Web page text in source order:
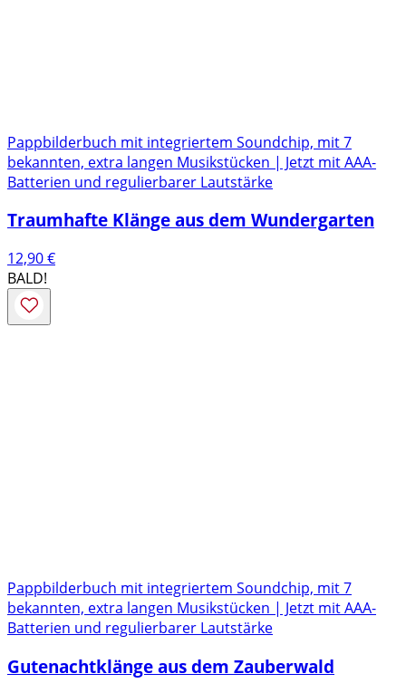
Pappbilderbuch mit integriertem Soundchip, mit 7
bekannten, extra langen Musikstücken | Jetzt mit AAA-
Batterien und regulierbarer Lautstärke
Traumhafte Klänge aus dem Wundergarten
12,90€
BALD!
Pappbilderbuch mit integriertem Soundchip, mit 7
bekannten, extra langen Musikstücken | Jetzt mit AAA-
Batterien und regulierbarer Lautstärke
Gutenachtklänge aus dem Zauberwald